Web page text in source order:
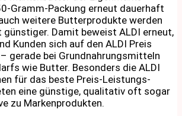
Gramm-Packung erneut dauerhaft
weitere Butterprodukte werden
günstiger. Damit beweist ALDI erneut,
Kunden sich auf den ALDI Preis
gerade bei Grundnahrungsmitteln
wie Butter. Besonders die ALDI
für das beste Preis-Leistungs-
eine günstige, qualitativ oft sogar
zu Markenprodukten.